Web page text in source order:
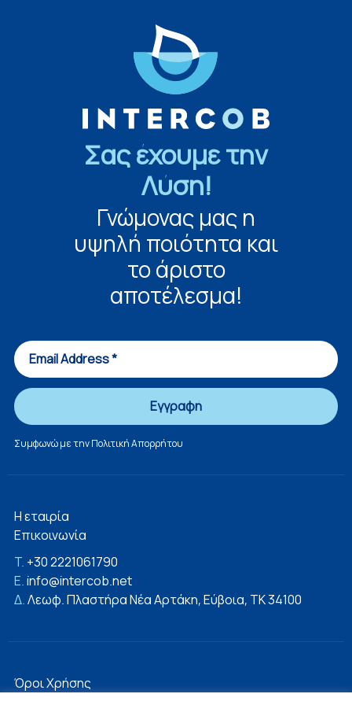
Σας έχουμε την
Λύση!
Γνώμονας μας η
υψηλή ποιότητα και
το άριστο
αποτέλεσμα!
Συμφωνώ με τηνΠολιτική Απορρήτου
Η εταιρία
Επικοινωνία
T. +30 2221061790
E.info@intercob.net
Δ.Λεωφ. Πλαστήρα Νέα Αρτάκη, Εύβοια, ΤΚ 34100
Όροι Χρήσης